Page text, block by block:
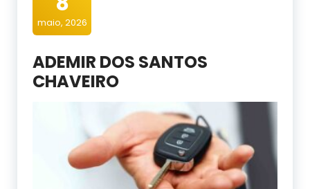
maio, 2026
ADEMIR DOS SANTOS
CHAVEIRO